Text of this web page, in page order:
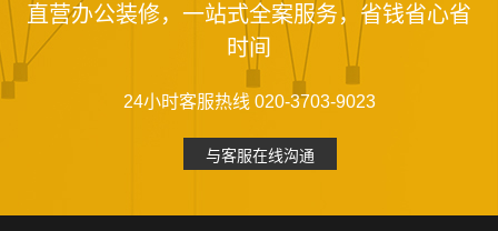
直营办公装修，一站式全案服务，省钱省心省
时间
24小时客服热线 020-3703-9023
与客服在线沟通